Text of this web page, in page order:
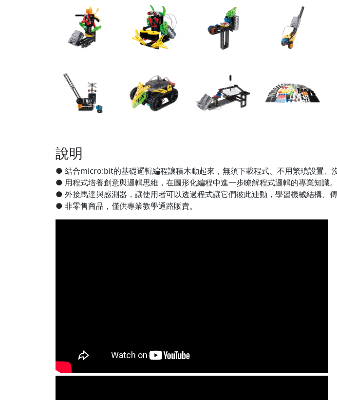
說明
● 結合micro:bit的基礎邏輯編程讓積木動起來，無須下載程式、不用繁瑣設置、
● 用程式培養創意與邏輯思維，在圖形化編程中進一步瞭解程式邏輯的專業知識。
● 外接馬達與感測器，讓使用者可以透過程式讓它們彼此連動，學習機械結構、傳
● 非零售商品，僅供專業教學通路販賣。